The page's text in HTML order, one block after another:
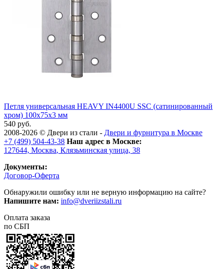
Петля универсальная HEAVY IN4400U SSC (сатинированный
хром) 100х75х3 мм
540 руб.
2008-2026 © Двери из стали - Двери и фурнитура в Москве
+7 (499) 504-43-38 Наш адрес в Москве:
127644, Москва, Клязьминская улица, 38
Документы:
Договор-Оферта
Обнаружили ошибку или не верную информацию на сайте?
Напишите нам: info@dveriizstali.ru
Оплата заказа
по СБП